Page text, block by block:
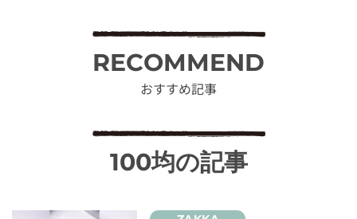
RECOMMEND
おすすめ記事
100均の記事